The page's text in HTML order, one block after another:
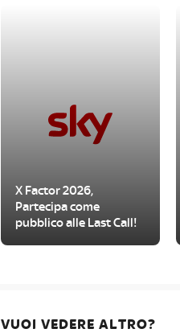
X Factor 2026,
Partecipa come
pubblico alle Last Call!
VUOI VEDERE ALTRO?